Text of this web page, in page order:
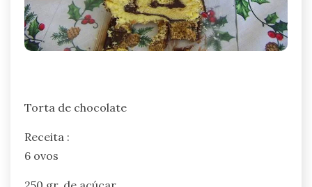
Torta de chocolate
Receita :
6 ovos